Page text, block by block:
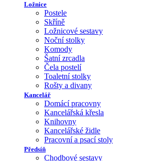
Ložnice
Postele
Skříně
Ložnicové sestavy
Noční stolky
Komody
Šatní zrcadla
Čela postelí
Toaletní stolky
Rošty a divany
Kancelář
Domácí pracovny
Kancelářská křesla
Knihovny
Kancelářské židle
Pracovní a psací stoly
Předsíň
Chodbové sestavy